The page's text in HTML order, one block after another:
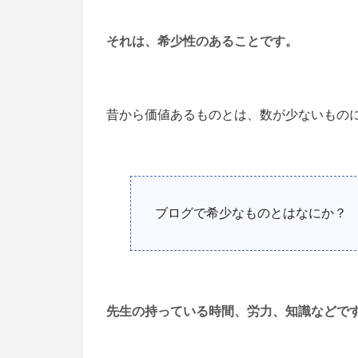
それは、希少性のあることです。
昔から価値あるものとは、数が少ないもの
ブログで希少なものとはなにか？
先生の持っている時間、労力、知識などです